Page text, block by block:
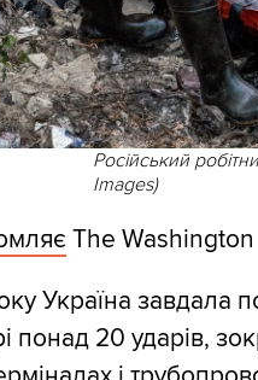
Російський
Images)
The Washington
Україна завдала
понад 20 ударів,